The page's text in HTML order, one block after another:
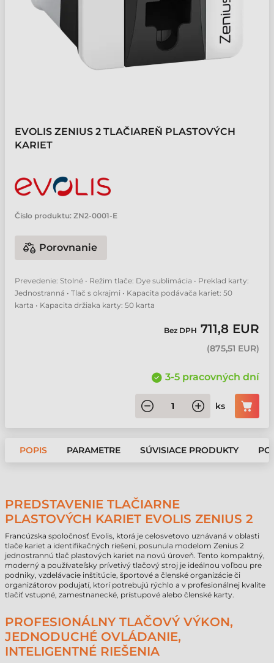
EVOLIS ZENIUS 2 TLAČIAREŇ PLASTOVÝCH
KARIET
Číslo produktu: ZN2-0001-E
Porovnanie
Prevedenie: Stolné • Režim tlače: Dye sublimácia • Preklad karty:
Jednostranná • Tlač s okrajmi • Kapacita podávača kariet: 50
karta • Kapacita držiaka karty: 50 karta
Bez DPH 711,8 EUR
(875,51 EUR)
3-5 pracovných dní
ks
POPIS PARAMETRE SÚVISIACE PRODUKTY
PREDSTAVENIE TLAČIARNE
PLASTOVÝCH KARIET EVOLIS ZENIUS 2
Francúzska spoločnosť Evolis, ktorá je celosvetovo uznávaná v oblasti
tlače kariet a identifikačných riešení, posunula modelom Zenius 2
jednostrannú tlač plastových kariet na novú úroveň. Tento kompaktný,
moderný a používateľsky prívetivý tlačový stroj je ideálnou voľbou pre
podniky, vzdelávacie inštitúcie, športové a členské organizácie či
organizátorov podujatí, ktorí potrebujú rýchlo a v profesionálnej kvalite
tlačiť vstupné, zamestnanecké, prístupové alebo členské karty.
PROFESIONÁLNY TLAČOVÝ VÝKON,
JEDNODUCHÉ OVLÁDANIE,
INTELIGENTNÉ RIEŠENIA